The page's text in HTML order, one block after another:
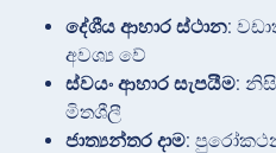
දේශීය ආහාර ස්ථාන:
අවශ්‍ය වේ
ස්වයං ආහාර සැපයීම:
මිතශීලී
ජාත්‍යන්තර දාම: